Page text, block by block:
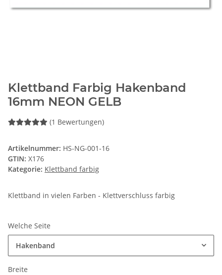
Klettband Farbig Hakenband
16mm NEON GELB
(1 Bewertungen)
Artikelnummer: HS-NG-001-16
GTIN: X176
Kategorie: Klettband farbig
Klettband in vielen Farben - Klettverschluss farbig
Welche Seite
Hakenband
Breite